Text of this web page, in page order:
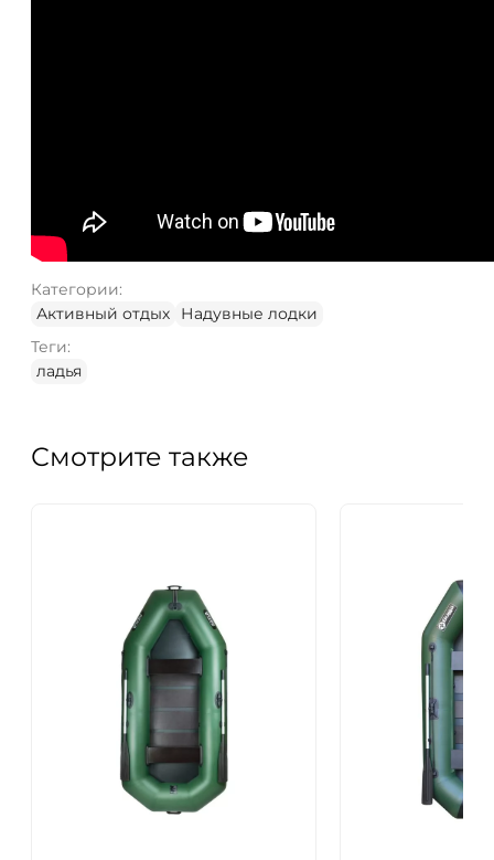
Категории:
Активный отдых
Надувные лодки
Теги:
ладья
Смотрите также